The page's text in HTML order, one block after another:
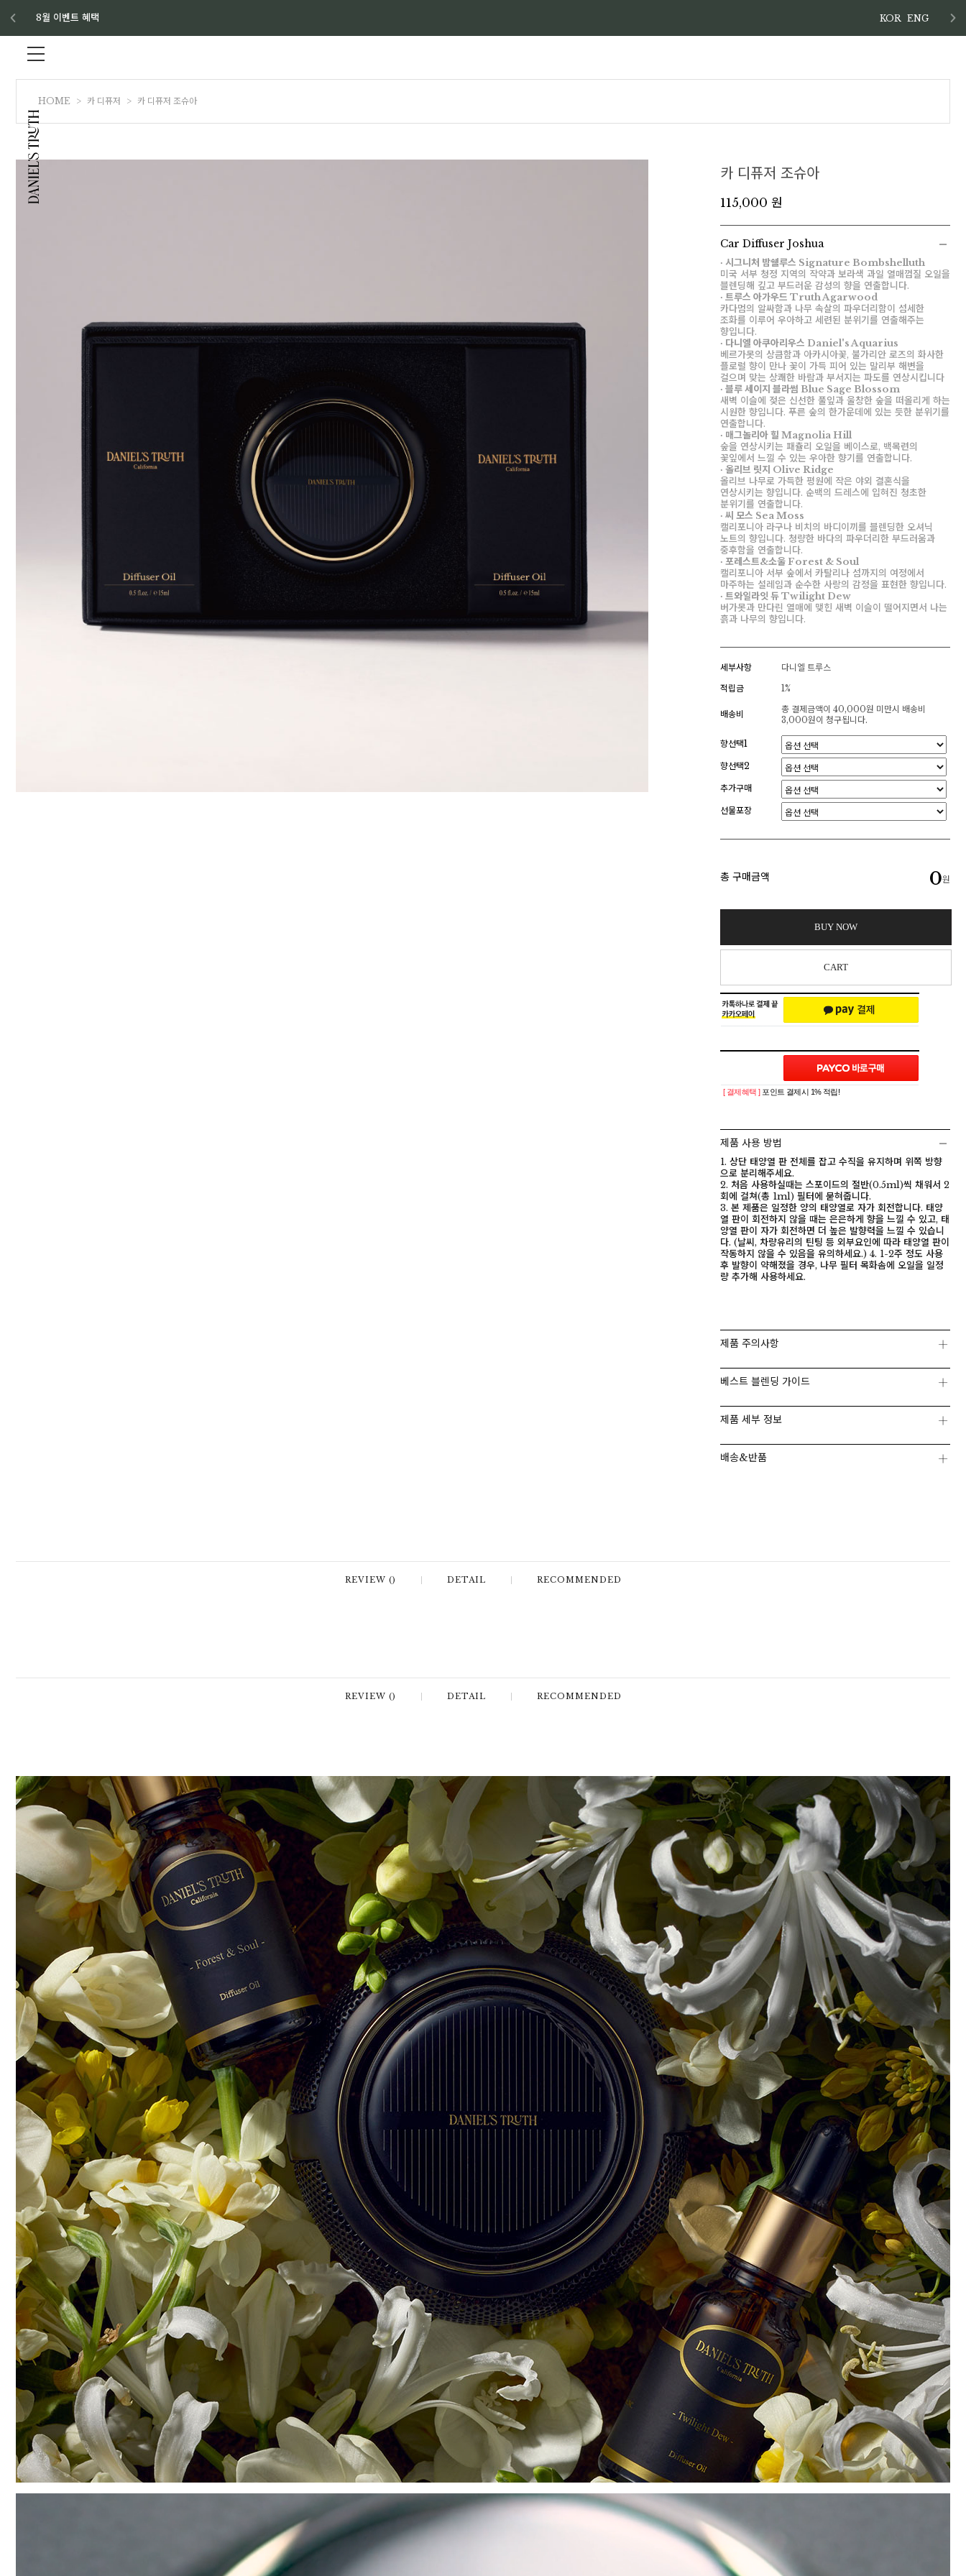
8월 이벤트 혜택 KOR ENG
HOME > 카 디퓨저 > 카 디퓨저 조슈아
카 디퓨저 조슈아
115,000 원
Car Diffuser Joshua
∙ 시그니처 밤쉘루스 Signature Bombshelluth
미국 서부 청정 지역의 작약과 보라색 과일 열매껍질 오일을
블렌딩해 깊고 부드러운 감성의 향을 연출합니다.
∙ 트루스 아가우드 Truth Agarwood
카다멈의 알싸함과 나무 속살의 파우더리함이 섬세한
조화를 이루어 우아하고 세련된 분위기를 연출해주는
향입니다.
∙ 다니엘 아쿠아리우스 Daniel's Aquarius
베르가못의 상큼함과 아카시아꽃, 불가리안 로즈의 화사한
플로럴 향이 만나 꽃이 가득 피어 있는 말리부 해변을
걸으며 맞는 상쾌한 바람과 부서지는 파도를 연상시킵니다
∙ 블루 세이지 블라썸 Blue Sage Blossom
새벽 이슬에 젖은 신선한 풀잎과 울창한 숲을 떠올리게 하는
시원한 향입니다. 푸른 숲의 한가운데에 있는 듯한 분위기를
연출합니다.
∙ 매그놀리아 힐 Magnolia Hill
숲을 연상시키는 패츌리 오일을 베이스로, 백목련의
꽃잎에서 느낄 수 있는 우아한 향기를 연출합니다.
∙ 올리브 릿지 Olive Ridge
올리브 나무로 가득한 평원에 작은 야외 결혼식을
연상시키는 향입니다. 순백의 드레스에 입혀진 청초한
분위기를 연출합니다.
∙ 씨 모스 Sea Moss
캘리포니아 라구나 비치의 바디이끼를 블렌딩한 오셔닉
노트의 향입니다. 청량한 바다의 파우더리한 부드러움과
중후함을 연출합니다.
∙ 포레스트&소울 Forest & Soul
캘리포니아 서부 숲에서 카탈리나 섬까지의 여정에서
마주하는 설레임과 순수한 사랑의 감정을 표현한 향입니다.
∙ 트와일라잇 듀 Twilight Dew
버가못과 만다린 열매에 맺힌 새벽 이슬이 떨어지면서 나는
흙과 나무의 향입니다.
세부사항
다니엘 트루스
적립금
1%
배송비
총 결제금액이 40,000원 미만시 배송비
3,000원이 청구됩니다.
향선택1
향선택2
추가구매
선물포장
총 구매금액 0원
BUY NOW
CART
페이코 ID로 페이
코 라이프 하세요!
[ 결제혜택 ] 포인트 결제시 1% 적립!
제품 사용 방법
1. 상단 태양열 판 전체를 잡고 수직을 유지하며 위쪽 방향
으로 분리해주세요.
2. 처음 사용하실때는 스포이드의 절반(0.5ml)씩 채워서 2
회에 걸쳐(총 1ml) 필터에 묻혀줍니다.
3. 본 제품은 일정한 양의 태양열로 자가 회전합니다. 태양
열 판이 회전하지 않을 때는 은은하게 향을 느낄 수 있고, 태
양열 판이 자가 회전하면 더 높은 발향력을 느낄 수 있습니
다. (날씨, 차량유리의 틴팅 등 외부요인에 따라 태양열 판이
작동하지 않을 수 있음을 유의하세요.) 4. 1-2주 정도 사용
후 발향이 약해졌을 경우, 나무 필터 목화솜에 오일을 일정
량 추가해 사용하세요.
제품 주의사항
베스트 블렌딩 가이드
제품 세부 정보
배송&반품
REVIEW () DETAIL RECOMMENDED
REVIEW () DETAIL RECOMMENDED